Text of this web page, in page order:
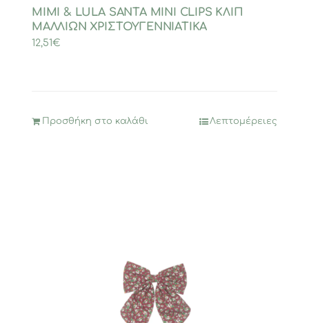
MIMI & LULA SANTA MINI CLIPS ΚΛΙΠ
ΜΑΛΛΙΩΝ ΧΡΙΣΤΟΥΓΕΝΝΙΑΤΙΚΑ
12,51€
Προσθήκη στο καλάθι Λεπτομέρειες